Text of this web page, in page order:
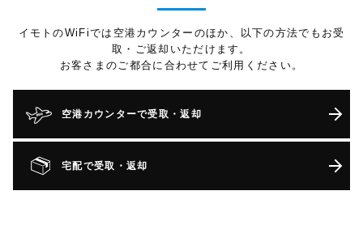
イモトのWiFiでは空港カウンターのほか、以下の方法でもお受
取・ご返却いただけます。
お客さまのご都合に合わせてご利用ください。
空港カウンターで受取・返却
宅配で受取・返却